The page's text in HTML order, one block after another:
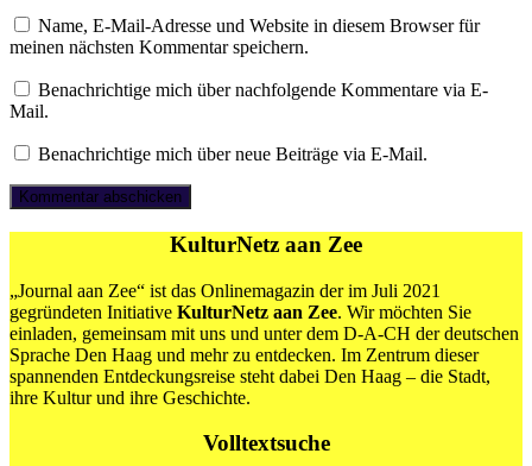
Name, E-Mail-Adresse und Website in diesem Browser für
meinen nächsten Kommentar speichern.
Benachrichtige mich über nachfolgende Kommentare via E-
Mail.
Benachrichtige mich über neue Beiträge via E-Mail.
KulturNetz aan Zee
„Journal aan Zee“ ist das Onlinemagazin der im Juli 2021
gegründeten Initiative KulturNetz aan Zee. Wir möchten Sie
einladen, gemeinsam mit uns und unter dem D-A-CH der deutschen
Sprache Den Haag und mehr zu entdecken. Im Zentrum dieser
spannenden Entdeckungsreise steht dabei Den Haag – die Stadt,
ihre Kultur und ihre Geschichte.
Volltextsuche